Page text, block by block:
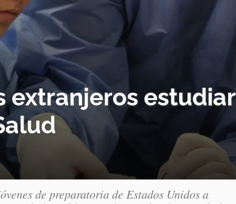
extranjeros estudiar
de preparatoria de Estados Unidos a